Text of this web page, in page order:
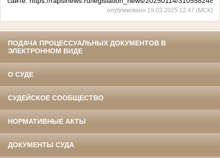
опубликовано 19.03.2025 12:47 (МСК)
ПОДАЧА ПРОЦЕССУАЛЬНЫХ ДОКУМЕНТОВ В
ЭЛЕКТРОННОМ ВИДЕ
О СУДЕ
СУДЕЙСКОЕ СООБЩЕСТВО
НОРМАТИВНЫЕ АКТЫ
ДОКУМЕНТЫ СУДА